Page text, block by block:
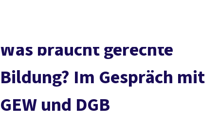
Politik vor Ort
Mitmachen
Was braucht gerechte
Bildung? Im Gespräch mit
GEW und DGB